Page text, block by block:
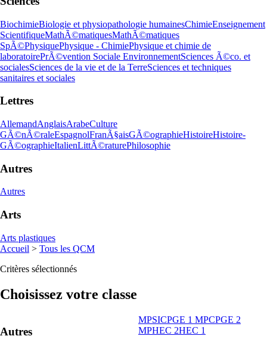
BiochimieBiologie et physiopathologie humainesChimieEnseignement
ScientifiqueMathÃ©matiquesMathÃ©matiques
SpÃ©PhysiquePhysique - ChimiePhysique et chimie de
laboratoirePrÃ©vention Sociale EnvironnementSciences Ã©co. et
socialesSciences de la vie et de la TerreSciences et techniques
sanitaires et sociales
Lettres
AllemandAnglaisArabeCulture
GÃ©nÃ©raleEspagnolFranÃ§aisGÃ©ographieHistoireHistoire-
GÃ©ographieItalienLittÃ©raturePhilosophie
Autres
Autres
Arts
Arts plastiques
Accueil > Tous les QCM
Critères sélectionnés
Choisissez votre classe
Autres
MPSICPGE 1 MPCPGE 2
MPHEC 2HEC 1